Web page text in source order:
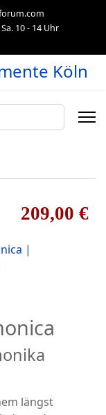
10 - 14 Uhr
209,00 €
längst